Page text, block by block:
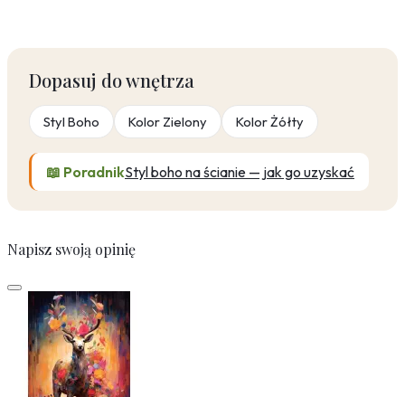
Dopasuj do wnętrza
Styl Boho Kolor Zielony Kolor Żółty
📖 PoradnikStyl boho na ścianie — jak go uzyskać
Napisz swoją opinię